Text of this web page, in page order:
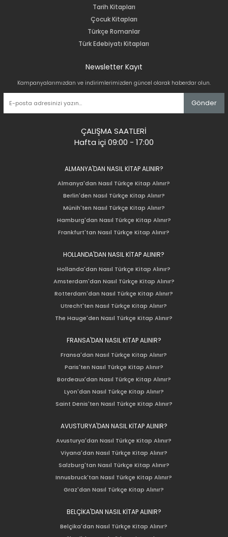
Tarih Kitapları
Çocuk Kitapları
Türkçe Romanlar
Türk Edebiyatı Kitapları
Newsletter Kayıt
Kampanyalarımızdan ve indirimlerimizden güncel olarak haberdar olun.
Gönder
ÇALIŞMA SAATLERİ
Hafta içi 09:00 - 17:00
ALMANYA'DAN NASIL KİTAP ALINIR?
Almanya'dan Nasıl Türkçe Kitap Alınır?
Berlin'den Nasıl Türkçe Kitap Alınır?
Münih'ten Nasıl Türkçe Kitap Alınır?
Hamburg'dan Nasıl Türkçe Kitap Alınır?
Frankfurt'tan Nasıl Türkçe Kitap Alınır?
HOLLANDA'DAN NASIL KİTAP ALINIR?
Hollanda'dan Nasıl Türkçe Kitap Alınır?
Amsterdam'dan Nasıl Türkçe Kitap Alınır?
Rotterdam'dan Nasıl Türkçe Kitap Alınır?
Utrecht'ten Nasıl Türkçe Kitap Alınır?
The Hauge'den Nasıl Türkçe Kitap Alınır?
FRANSA'DAN NASIL KİTAP ALINIR?
Fransa'dan Nasıl Türkçe Kitap Alınır?
Paris'ten Nasıl Türkçe Kitap Alınır?
Bordeaux'dan Nasıl Türkçe Kitap Alınır?
Lyon'dan Nasıl Türkçe Kitap Alınır?
Saint Denis'ten Nasıl Türkçe Kitap Alınır?
AVUSTURYA'DAN NASIL KİTAP ALINIR?
Avusturya'dan Nasıl Türkçe Kitap Alınır?
Viyana'dan Nasıl Türkçe Kitap Alınır?
Salzburg'tan Nasıl Türkçe Kitap Alınır?
Innusbruck'tan Nasıl Türkçe Kitap Alınır?
Graz'dan Nasıl Türkçe Kitap Alınır?
BELÇİKA'DAN NASIL KİTAP ALINIR?
Belçika'dan Nasıl Türkçe Kitap Alınır?